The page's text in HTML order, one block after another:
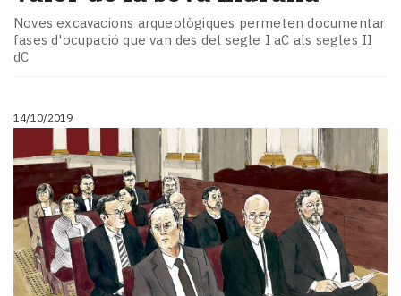
Noves excavacions arqueològiques permeten documentar
fases d'ocupació que van des del segle I aC als segles II
dC
14/10/2019